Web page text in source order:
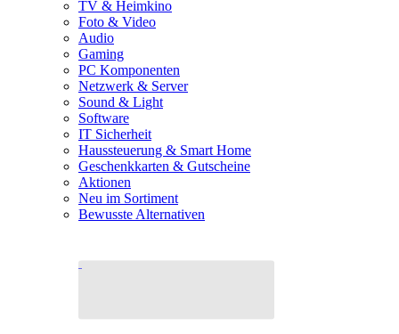
TV & Heimkino
Foto & Video
Audio
Gaming
PC Komponenten
Netzwerk & Server
Sound & Light
Software
IT Sicherheit
Haussteuerung & Smart Home
Geschenkkarten & Gutscheine
Aktionen
Neu im Sortiment
Bewusste Alternativen